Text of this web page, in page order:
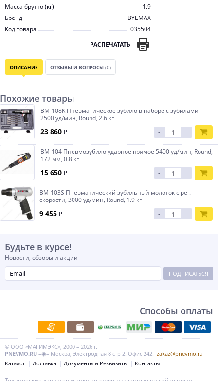
Масса брутто (кг)
1.9
Бренд
BYEMAX
Код товара
035504
РАСПЕЧАТАТЬ
ОПИСАНИЕ ОТЗЫВЫ И ВОПРОСЫ (0)
Похожие товары
BM-108K Пневматическое зубило в наборе с зубилами
2500 уд/мин, Round, 2.6 кг
23 860 ₽ - +
BM-104 Пневмозубило ударное прямое 5400 уд/мин, Round,
172 мм, 0.8 кг
15 650 ₽ - +
BM-103S Пневматический зубильный молоток с рег.
скорости, 3000 уд/мин, Round, 1.9 кг
9 455 ₽ - +
Будьте в курсе!
Новости, обзоры и акции
ПОДПИСАТЬСЯ
Способы оплаты
© ООО «МАГИМЭКС», 2000 – 2026 г.
PNEVMO.RU –◉– Москва, Электродная 8 стр 2. Офис 242. zakaz@pnevmo.ru
Каталог
Доставка Документы и Реквизиты Контакты